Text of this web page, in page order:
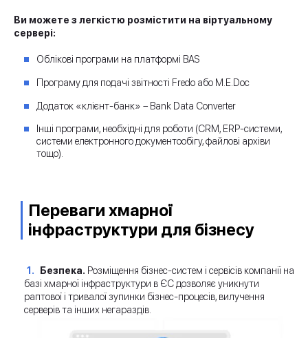
Ви можете з легкістю розмістити на віртуальному
сервері:
Облікові програми на платформі BAS
Програму для подачі звітності Fredo або M.E.Doc
Додаток «клієнт-банк» – Bank Data Converter
Інші програми, необхідні для роботи (CRM, ERP-системи,
системи електронного документообігу, файлові архіви
тощо).
Переваги хмарної
інфраструктури для бізнесу
Безпека. Розміщення бізнес-систем і сервісів компанії на
базі хмарної інфраструктури в ЄС дозволяє уникнути
раптової і тривалої зупинки бізнес-процесів, вилучення
серверів та інших негараздів.